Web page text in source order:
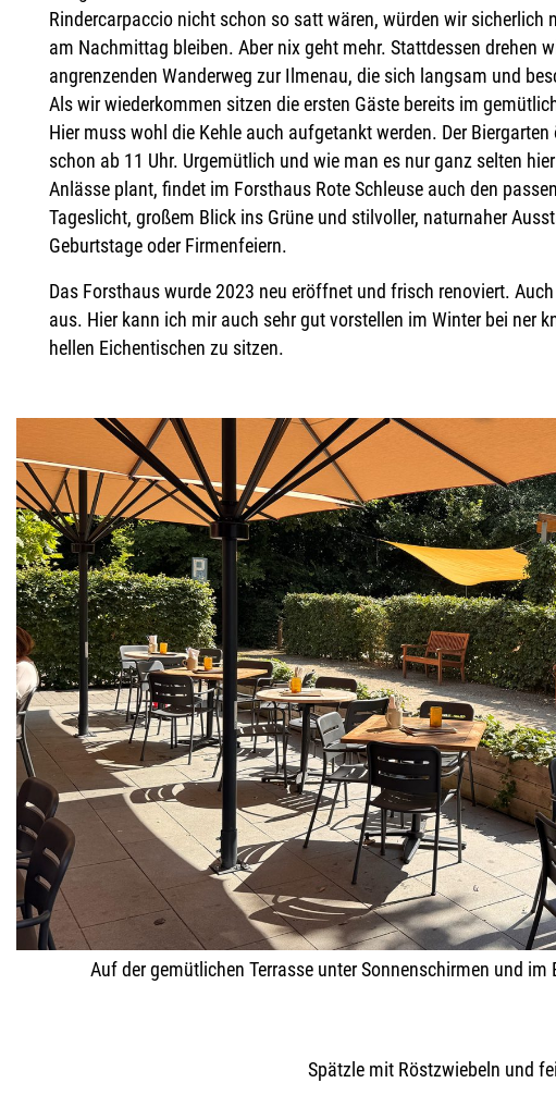
Rindercarpaccio nicht schon so satt wären, würden wir
am Nachmittag bleiben. Aber nix geht mehr. Stattdessen drehen
angrenzenden Wanderweg zur Ilmenau, die sich langsam und
Als wir wiederkommen sitzen die ersten Gäste bereits im
Hier muss wohl die Kehle auch aufgetankt werden. Der
schon ab 11 Uhr. Urgemütlich und wie man es nur ganz selten
Anlässe plant, findet im Forsthaus Rote Schleuse auch den
Tageslicht, großem Blick ins Grüne und stilvoller, naturnaher
Geburtstage oder Firmenfeiern.
Das Forsthaus wurde 2023 neu eröffnet und frisch renoviert.
aus. Hier kann ich mir auch sehr gut vorstellen im Winter bei ner
hellen Eichentischen zu sitzen.
Auf der gemütlichen Terrasse unter Sonnenschirmen und
Spätzle mit Röstzwiebeln und